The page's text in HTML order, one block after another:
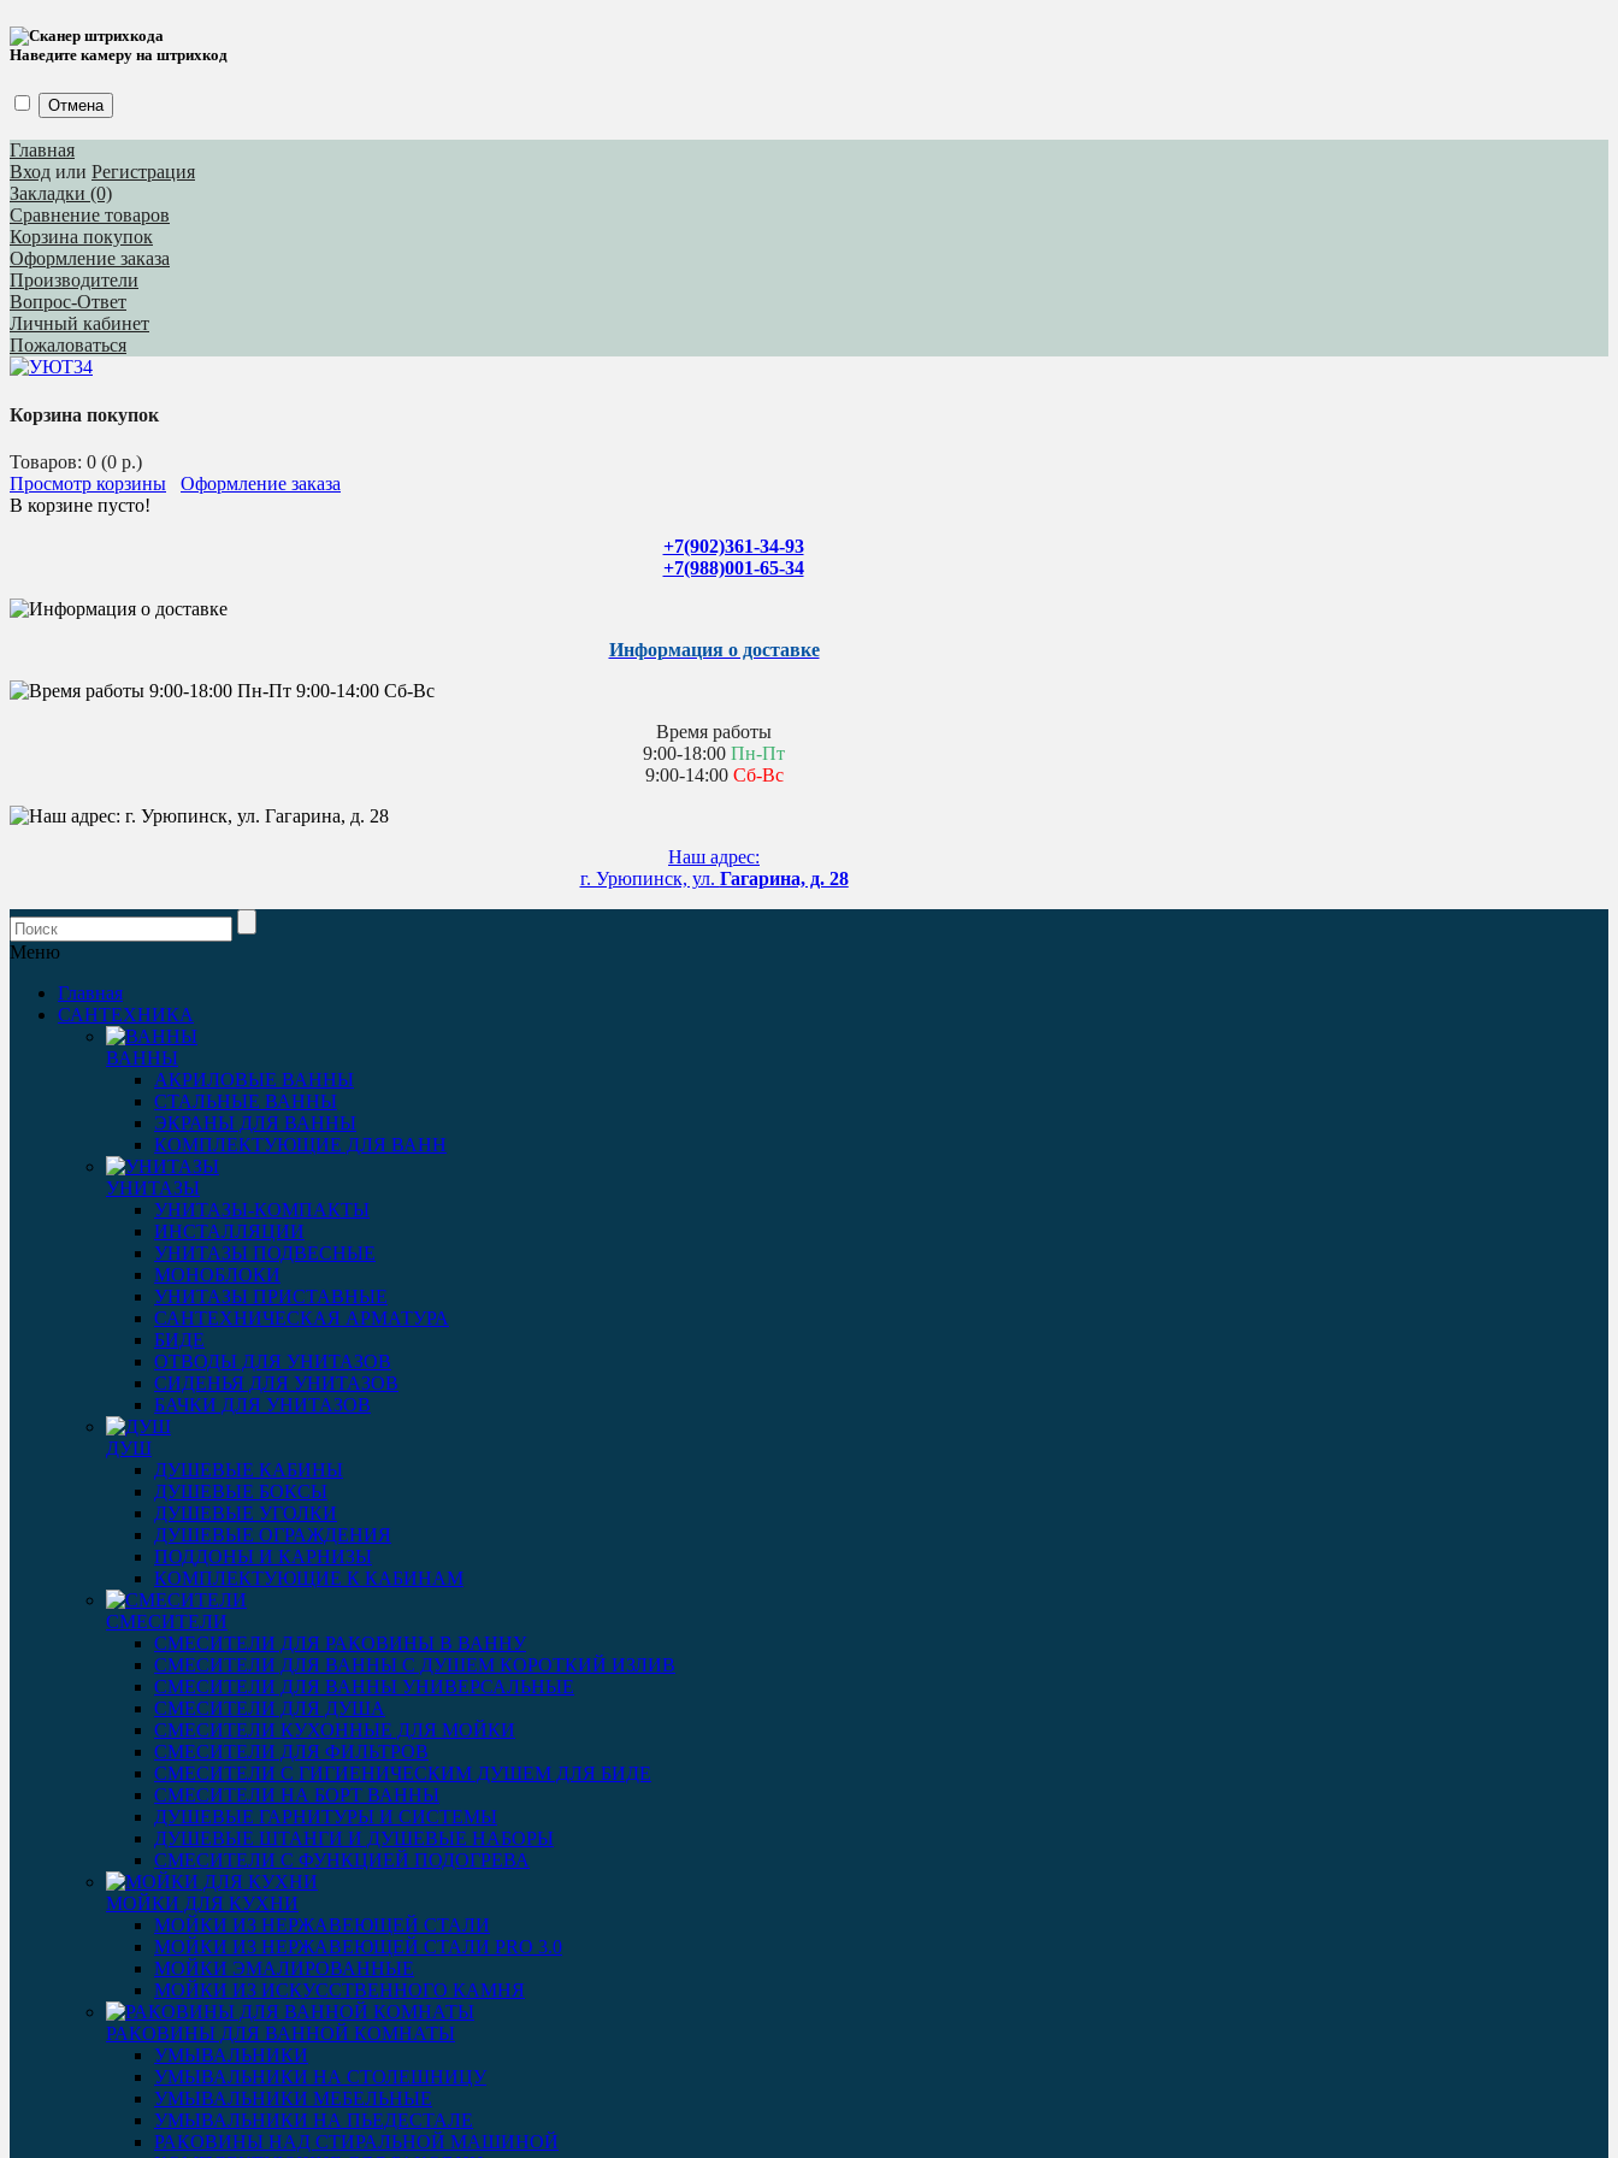
Наведите камеру на штрихкод
Отмена
Главная
Вход или Регистрация
Закладки (0)
Сравнение товаров
Корзина покупок
Оформление заказа
Производители
Вопрос-Ответ
Личный кабинет
Пожаловаться
Корзина покупок
Товаров: 0 (0 р.)
Просмотр корзины
Оформление заказа
В корзине пусто!
+7(902)361-34-93
+7(988)001-65-34
Информация о доставке
Время работы
9:00-18:00 Пн-Пт
9:00-14:00 Сб-Вс
Наш адрес:
г. Урюпинск, ул. Гагарина, д. 28
Меню
Главная
САНТЕХНИКА
ВАННЫ
АКРИЛОВЫЕ ВАННЫ
СТАЛЬНЫЕ ВАННЫ
ЭКРАНЫ ДЛЯ ВАННЫ
КОМПЛЕКТУЮЩИЕ ДЛЯ ВАНН
УНИТАЗЫ
УНИТАЗЫ-КОМПАКТЫ
ИНСТАЛЛЯЦИИ
УНИТАЗЫ ПОДВЕСНЫЕ
МОНОБЛОКИ
УНИТАЗЫ ПРИСТАВНЫЕ
САНТЕХНИЧЕСКАЯ АРМАТУРА
БИДЕ
ОТВОДЫ ДЛЯ УНИТАЗОВ
СИДЕНЬЯ ДЛЯ УНИТАЗОВ
БАЧКИ ДЛЯ УНИТАЗОВ
ДУШ
ДУШЕВЫЕ КАБИНЫ
ДУШЕВЫЕ БОКСЫ
ДУШЕВЫЕ УГОЛКИ
ДУШЕВЫЕ ОГРАЖДЕНИЯ
ПОДДОНЫ И КАРНИЗЫ
КОМПЛЕКТУЮЩИЕ К КАБИНАМ
СМЕСИТЕЛИ
СМЕСИТЕЛИ ДЛЯ РАКОВИНЫ В ВАННУ
СМЕСИТЕЛИ ДЛЯ ВАННЫ С ДУШЕМ КОРОТКИЙ ИЗЛИВ
СМЕСИТЕЛИ ДЛЯ ВАННЫ УНИВЕРСАЛЬНЫЕ
СМЕСИТЕЛИ ДЛЯ ДУША
СМЕСИТЕЛИ КУХОННЫЕ ДЛЯ МОЙКИ
СМЕСИТЕЛИ ДЛЯ ФИЛЬТРОВ
СМЕСИТЕЛИ С ГИГИЕНИЧЕСКИМ ДУШЕМ ДЛЯ БИДЕ
СМЕСИТЕЛИ НА БОРТ ВАННЫ
ДУШЕВЫЕ ГАРНИТУРЫ И СИСТЕМЫ
ДУШЕВЫЕ ШТАНГИ И ДУШЕВЫЕ НАБОРЫ
СМЕСИТЕЛИ С ФУНКЦИЕЙ ПОДОГРЕВА
МОЙКИ ДЛЯ КУХНИ
МОЙКИ ИЗ НЕРЖАВЕЮЩЕЙ СТАЛИ
МОЙКИ ИЗ НЕРЖАВЕЮЩЕЙ СТАЛИ PRO 3.0
МОЙКИ ЭМАЛИРОВАННЫЕ
МОЙКИ ИЗ ИСКУССТВЕННОГО КАМНЯ
РАКОВИНЫ ДЛЯ ВАННОЙ КОМНАТЫ
УМЫВАЛЬНИКИ
УМЫВАЛЬНИКИ НА СТОЛЕШНИЦУ
УМЫВАЛЬНИКИ МЕБЕЛЬНЫЕ
УМЫВАЛЬНИКИ НА ПЬЕДЕСТАЛЕ
РАКОВИНЫ НАД СТИРАЛЬНОЙ МАШИНОЙ